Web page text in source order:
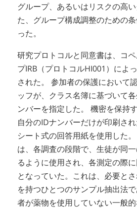
グループ、あるいはリスクの高
た、グループ構成調整のための
った。
研究プロトコルと同意書は、コ
プIRB（プロトコルHI001）によ
された。 参加者の保護において
ッフが、クラス名簿に基づいて
ンバーを指定した。 機密を保持
自分のIDナンバーだけが印刷さ
シート式の回答用紙を使用した
は、各調査の段階で、生徒が同
るように使用され、各測定の際
となっていた。これは、必要と
を持つひとつのサンプル抽出法
者が薬物を使用していない一般